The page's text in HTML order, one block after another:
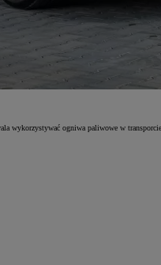
wykorzystywać ogniwa paliwowe w